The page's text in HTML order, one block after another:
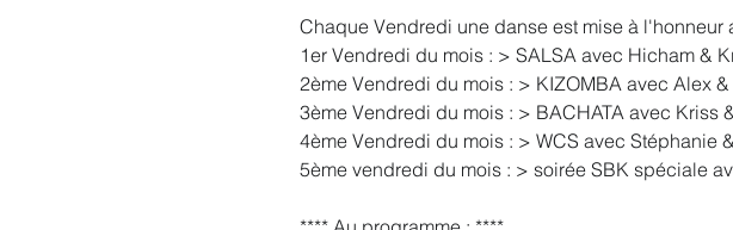
Chaque Vendredi une danse est mise à
1er Vendredi du mois : > SALSA avec Hicham &
2ème Vendredi du mois : > KIZOMBA avec Alex
3ème Vendredi du mois : > BACHATA avec Kriss
4ème Vendredi du mois : > WCS avec Stéphanie
5ème vendredi du mois : > soirée SBK spéciale